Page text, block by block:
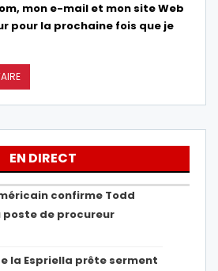
mon e-mail et mon site Web
pour la prochaine fois que je
EN DIRECT
confirme Todd
poste de procureur
la Espriella prête serment